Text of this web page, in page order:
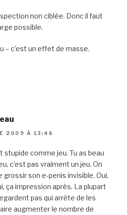
non ciblée. Donc il faut
possible.
– c’est un effet de masse.
2009 À 13:46
stupide comme jeu. Tu as beau
c’est pas vraiment un jeu. On
grossir son e-penis invisible. Oui,
ça impression après. La plupart
pas qui arrête de les
augmenter le nombre de